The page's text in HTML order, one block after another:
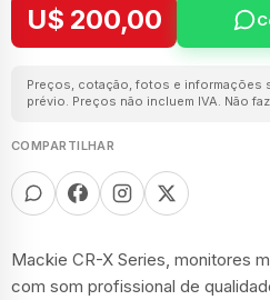
U$ 200,00
Preços, cotação, fotos e informações
prévio. Preços não incluem IVA. Não
COMPARTILHAR
Mackie CR-X Series, monitores
com som profissional de